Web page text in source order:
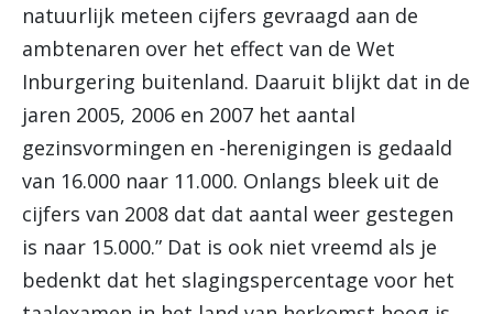
natuurlijk meteen cijfers gevraagd aan de
ambtenaren over het effect van de Wet
Inburgering buitenland. Daaruit blijkt dat in de
jaren 2005, 2006 en 2007 het aantal
gezinsvormingen en -herenigingen is gedaald
van 16.000 naar 11.000. Onlangs bleek uit de
cijfers van 2008 dat dat aantal weer gestegen
is naar 15.000.” Dat is ook niet vreemd als je
bedenkt dat het slagingspercentage voor het